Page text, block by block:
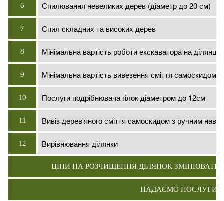
6 Спилювання невеликих дерев (діаметр до 20 см)
7 Спил складних та високих дерев
8 Мінімальна вартість роботи екскаватора на ділянці
9 Мінімальна вартість вивезення сміття самоскидом
10 Послуги подрібнювача гілок діаметром до 12см
11 Вивіз дерев'яного сміття самоскидом з ручним
12 Вирівнювання ділянки
ЦІНИ НА РОЗЧИЩЕННЯ ДІЛЯНОК
НАДАЄМО ПОСЛУГИ З